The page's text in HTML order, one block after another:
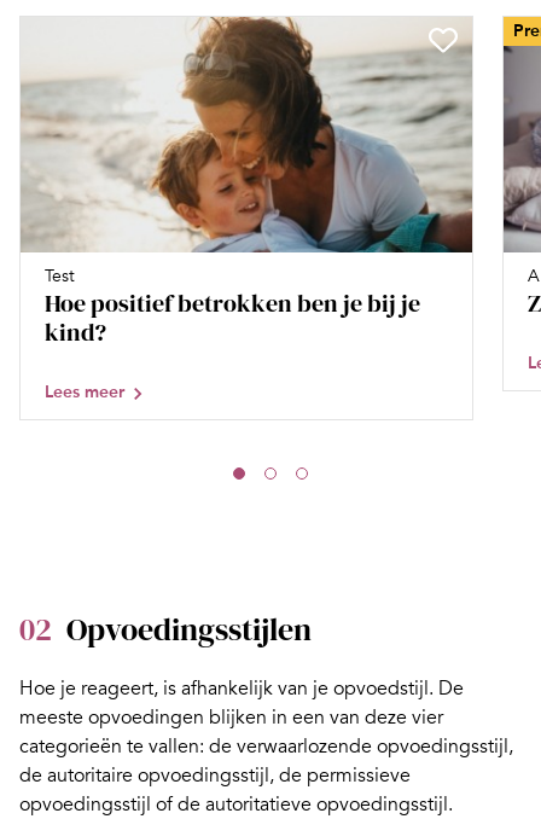
Test
Hoe positief betrokken ben je bij je
kind?
Lees meer
02 Opvoedingsstijlen
Hoe je reageert, is afhankelijk van je opvoedstijl. De
meeste opvoedingen blijken in een van deze vier
categorieën te vallen: de verwaarlozende opvoedingsstijl,
de autoritaire opvoedingsstijl, de permissieve
opvoedingsstijl of de autoritatieve opvoedingsstijl.